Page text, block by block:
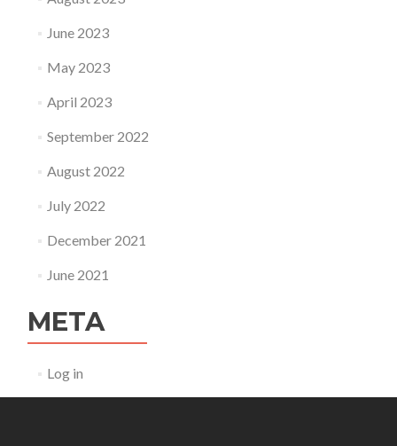
June 2023
May 2023
April 2023
September 2022
August 2022
July 2022
December 2021
June 2021
META
Log in